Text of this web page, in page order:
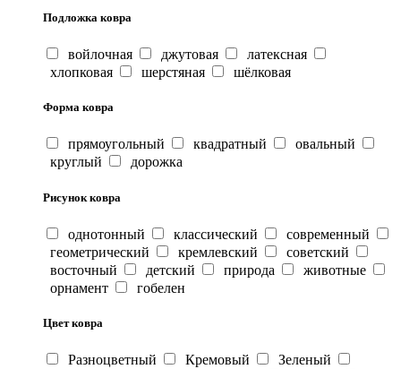
Подложка ковра
войлочная джутовая
латексная
хлопковая
шерстяная шёлковая
Форма ковра
прямоугольный квадратный
овальный
круглый
дорожка
Рисунок ковра
однотонный классический
современный
геометрический
кремлевский
советский
восточный
детский природа
животные
орнамент
гобелен
Цвет ковра
Разноцветный Кремовый
Зеленый